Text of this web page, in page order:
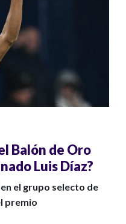
Balón de Oro
Luis Díaz?
el grupo selecto de
premio